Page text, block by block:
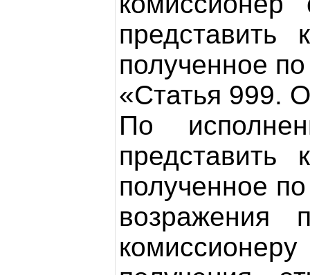
полученное
«Статья 999.
По
полученное
возражения